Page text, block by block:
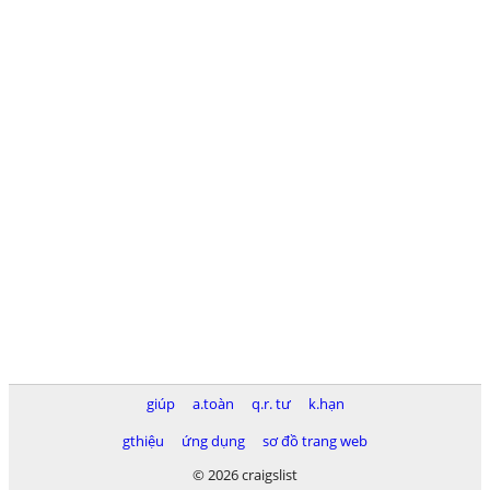
giúp a.toàn q.r. tư
k.hạn
gthiệu
ứng dụng
sơ đồ trang web
© 2026 craigslist